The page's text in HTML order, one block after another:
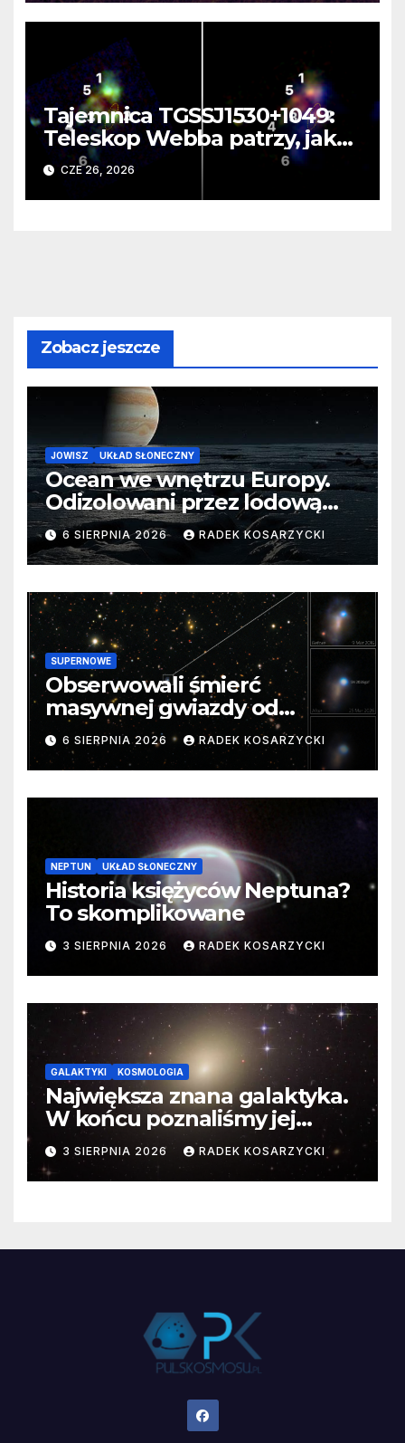
Tajemnica TGSSJ1530+1049:
Teleskop Webba patrzy, jak
rodzi się supergalaktyka i
monstrualna czarna dziura
CZE 26, 2026
Zobacz jeszcze
JOWISZ UKŁAD SŁONECZNY
Ocean we wnętrzu Europy.
Odizolowani przez lodową
barierę
6 SIERPNIA 2026 RADEK KOSARZYCKI
SUPERNOWE
Obserwowali śmierć
masywnej gwiazdy od
samego początku. Niezwykle
cenne dane
6 SIERPNIA 2026 RADEK KOSARZYCKI
NEPTUN UKŁAD SŁONECZNY
Historia księżyców Neptuna?
To skomplikowane
3 SIERPNIA 2026 RADEK KOSARZYCKI
GALAKTYKI KOSMOLOGIA
Największa znana galaktyka.
W końcu poznaliśmy jej
faktyczne wymiary
3 SIERPNIA 2026 RADEK KOSARZYCKI